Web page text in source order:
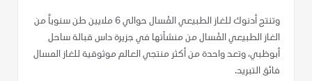
وتنتج أدنوك للغاز الطبيعي المُسال حوالي 6 ملايين طن سنوياً من
الغاز الطبيعي المُسال من منشآتها في جزيرة داس قبالة ساحل
أبوظبي، وتعد واحدة من أكثر منتجي العالم موثوقية للغاز المسال
فائق التبريد.